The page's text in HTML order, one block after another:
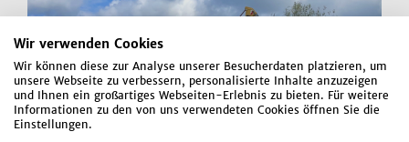
Wir verwenden Cookies
Wir können diese zur Analyse unserer Besucherdaten platzieren, um
unsere Webseite zu verbessern, personalisierte Inhalte anzuzeigen
und Ihnen ein großartiges Webseiten-Erlebnis zu bieten. Für weitere
Informationen zu den von uns verwendeten Cookies öffnen Sie die
Einstellungen.